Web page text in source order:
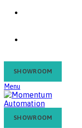
SHOWROOM
Menu
SHOWROOM